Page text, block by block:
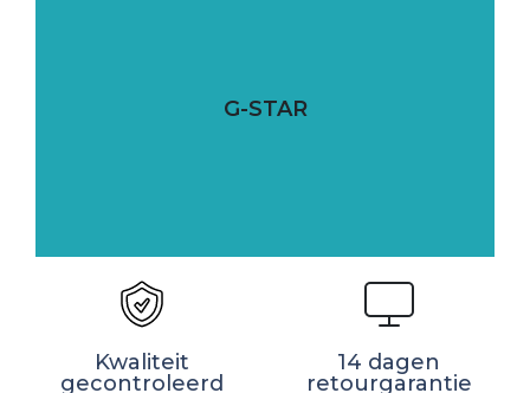
G-STAR
Kwaliteit
gecontroleerd
14 dagen
retourgarantie